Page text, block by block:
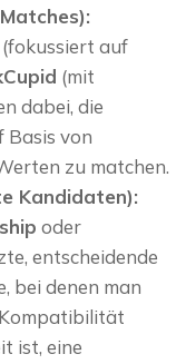
(fokussiert auf
(mit
dabei, die
Basis von
zu matchen.
Kandidaten):
oder
entscheidende
bei denen man
ist, eine